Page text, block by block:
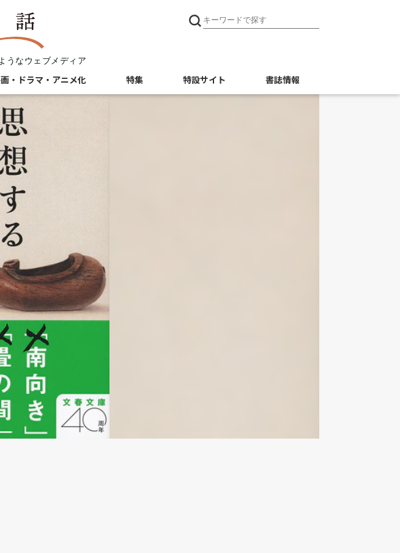
うなウェブメディア
・ドラマ・アニメ化 特集 特設サイト 書誌情報